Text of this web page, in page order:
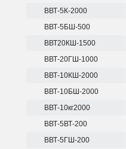
ВВТ-5К-2000
ВВТ-5БШ-500
ВВТ20КШ-1500
ВВТ-20ГШ-1000
ВВТ-10КШ-2000
ВВТ-10БШ-2000
ВВТ-10кг2000
ВВТ-5ВТ-200
ВВТ-5ГШ-200